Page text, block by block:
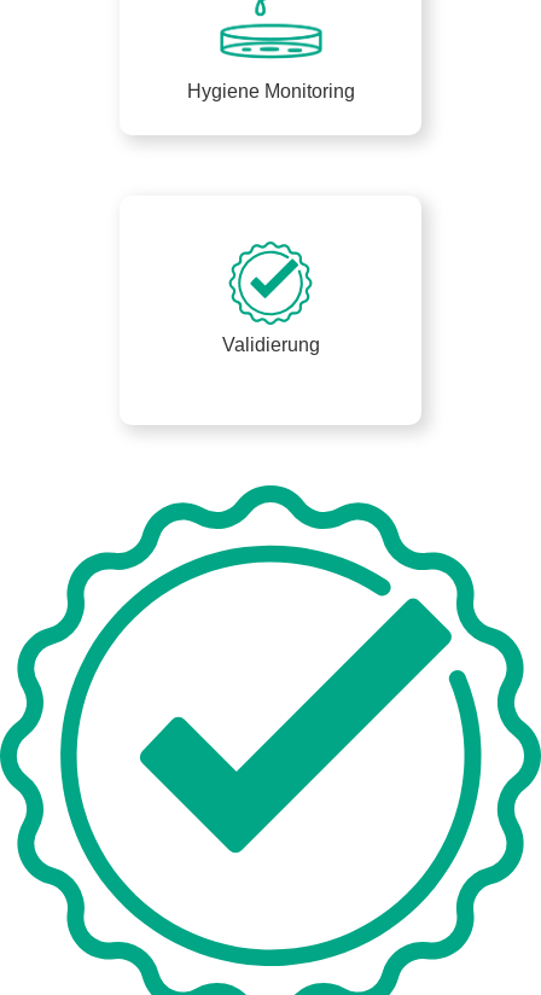
Hygiene Monitoring
Validierung